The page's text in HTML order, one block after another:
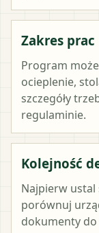
Zakres prac
Program
ocieplenie,
szczegóły
regulaminie.
Kolejność
Najpierw ustal
porównuj
dokumenty